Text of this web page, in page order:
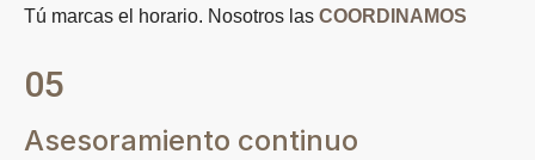
Tú marcas el horario. Nosotros las COORDINAMOS
05
Asesoramiento continuo